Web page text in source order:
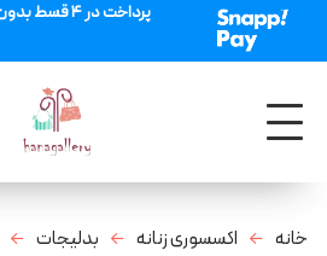
پرداخت در 4 قسط بدون 1 ریال سود و ضمانت
خانه اکسسوری زنانه بدلیجات